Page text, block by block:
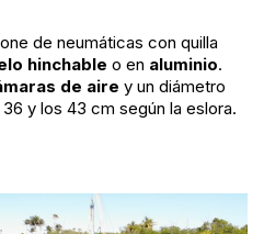
de neumáticas con quilla
hinchable o en aluminio.
de aire y un diámetro
y los 43 cm según la eslora.